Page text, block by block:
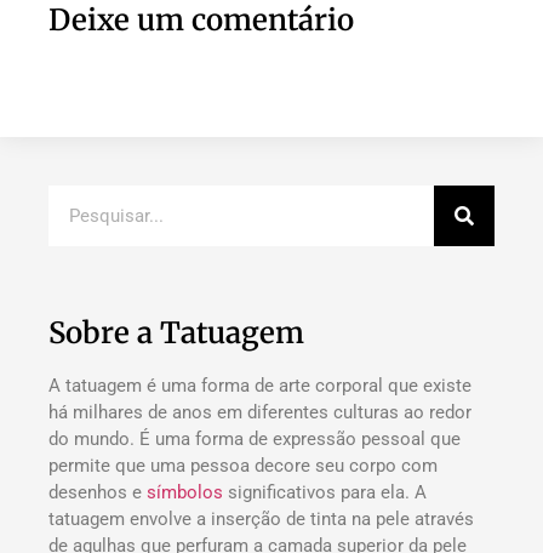
Deixe um comentário
Sobre a Tatuagem
A tatuagem é uma forma de arte corporal que existe
há milhares de anos em diferentes culturas ao redor
do mundo. É uma forma de expressão pessoal que
permite que uma pessoa decore seu corpo com
desenhos e símbolos significativos para ela. A
tatuagem envolve a inserção de tinta na pele através
de agulhas que perfuram a camada superior da pele